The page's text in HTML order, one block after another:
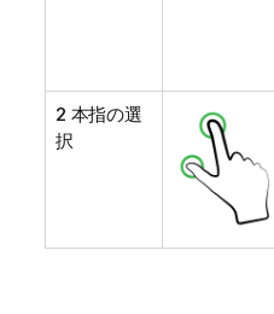
2 本指の選
択